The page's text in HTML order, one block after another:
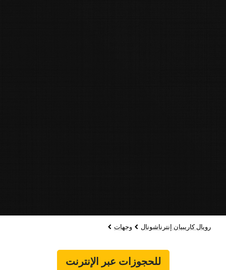
رويال كاريبيان إنترناشونال وجهات
للحجوزات عبر الإنترنت